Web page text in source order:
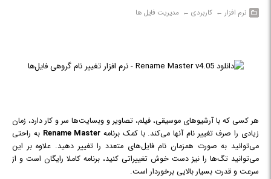
نرم افزار‎ ← ‏ کاربردی‎ ← ‏ مدیریت فایل ها
هر کسی که با آرشیو‌های موسیقی، فیلم، تصاویر و وبسایت‌ها سر و کار دارد، زمان
زیادی را صرف تغییر نام آنها می‌کند. با کمک برنامه Rename Master به راحتی
می‌توانید به صورت همزمان نام فایل‌های متعدد را تغییر دهید. علاوه بر این
می‌توانید تگ‌ها را نیز دست خوش تغییراتی کنید، برنامه کاملا رایگان است و از
سرعت و قدرت بسیار بالایی برخوردار است.